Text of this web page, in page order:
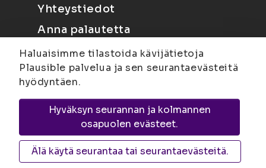
Yhteystiedot
Anna palautetta
Joensuu
Suvantokatu 6, 80100 Joensuu |
KuopioYliopistonranta 15, PL 1627, 70211
Kuopio
Haluaisimme tilastoida kävijätietoja
Plausible palvelua ja sen seurantaevästeitä
hyödyntäen.
Hyväksyn seurannan ja kolmannen
osapuolen evästeet.
Älä käytä seurantaa tai seurantaevästeitä.